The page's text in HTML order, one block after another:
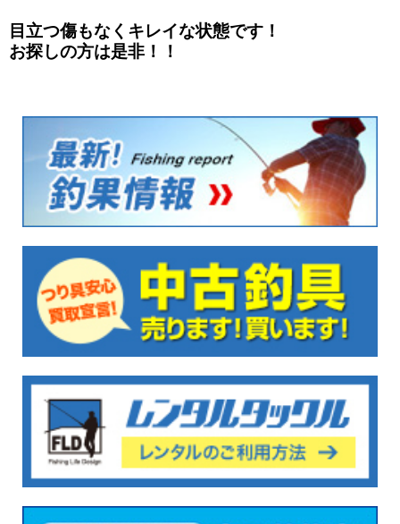
目立つ傷もなくキレイな状態です！
お探しの方は是非！！